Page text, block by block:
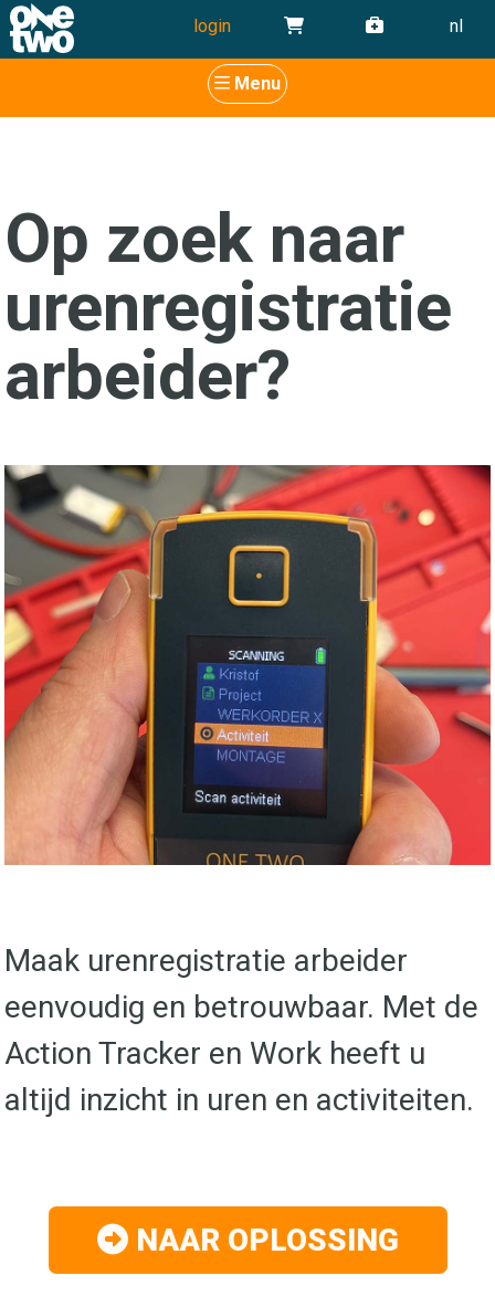
login nl
Menu
Op zoek naar
urenregistratie
arbeider?
Maak urenregistratie arbeider
eenvoudig en betrouwbaar. Met de
Action Tracker en Work heeft u
altijd inzicht in uren en activiteiten.
NAAR OPLOSSING